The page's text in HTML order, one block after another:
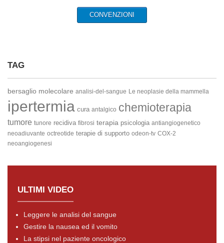
CONVENZIONI
TAG
bersaglio molecolare analisi-del-sangue Le neoplasie della mammella
ipertermia cura antalgico chemioterapia
tumore tunore recidiva fibrosi terapia psicologia antiangiogenetico
neoadiuvante octreotide terapie di supporto odeon-tv COX-2
neoangiogenesi
ULTIMI VIDEO
Leggere le analisi del sangue
Gestire la nausea ed il vomito
La stipsi nel paziente oncologico